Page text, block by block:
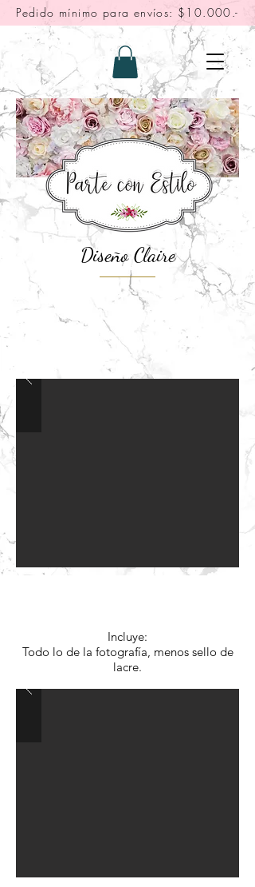
Pedido mínimo para envíos: $10.000.-
Diseño Claire
"Fotos solo referenciales, leer
descripción"
Incluye:
Todo lo de la fotografía, menos sello de
lacre.